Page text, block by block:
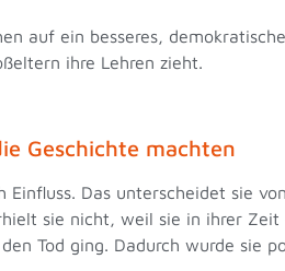
auf ein besseres,
ihre Lehren zieht.
Geschichte machten
Das unterscheidet sie
sie nicht, weil sie in ihrer
Tod ging. Dadurch wurde sie